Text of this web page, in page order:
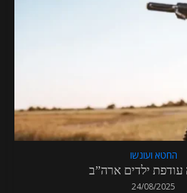
החטא ועונשו
ילדים ארה”ב
24/08/2025